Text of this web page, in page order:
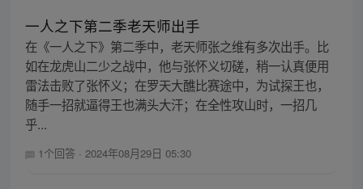
一人之下第二季老天师出手
在《一人之下》第二季中，老天师张之维有多次出手。比
如在龙虎山二少之战中，他与张怀义切磋，稍一认真便用
雷法击败了张怀义；在罗天大醮比赛途中，为试探王也，
随手一招就逼得王也满头大汗；在全性攻山时，一招几
乎...
1个回答 · 2024年08月29日 05:30